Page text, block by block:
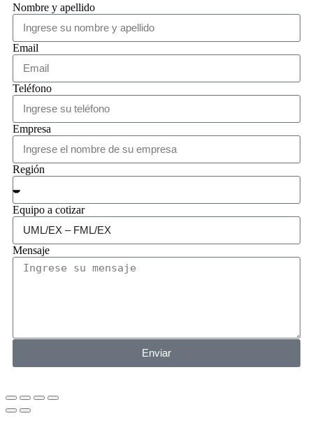
Nombre y apellido
Email
Teléfono
Empresa
Región
Equipo a cotizar
Mensaje
Enviar